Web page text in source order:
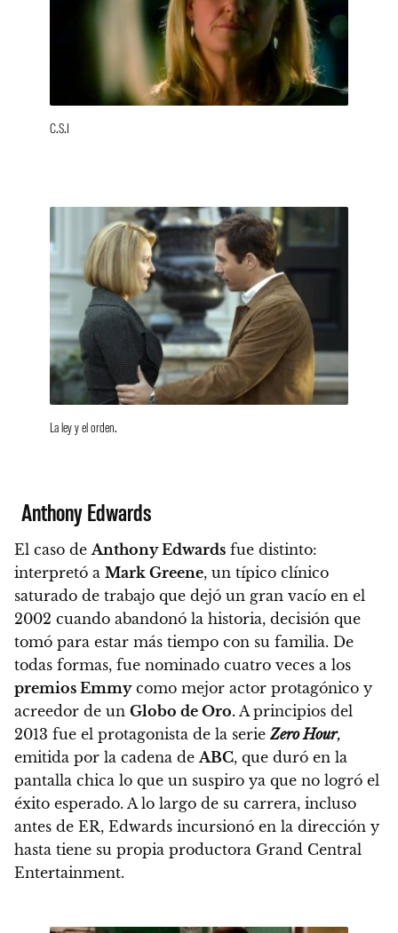
C.S.I
La ley y el orden.
Anthony Edwards
El caso deAnthony Edwards fue distinto:
interpretó a Mark Greene, un típico clínico
saturado de trabajo que dejó un gran vacío en el
2002 cuando abandonó la historia, decisión que
tomó para estar más tiempo con su familia. De
todas formas, fue nominado cuatro veces a los
premios Emmycomo mejor actor protagónico y
acreedor de un Globo de Oro. A principios del
2013 fue el protagonista de la serie Zero Hour,
emitida por la cadena deABC, que duró en la
pantalla chica lo que un suspiro ya que no logró el
éxito esperado. A lo largo de su carrera, incluso
antes de ER, Edwards incursionó en la dirección y
hasta tiene su propia productora Grand Central
Entertainment.